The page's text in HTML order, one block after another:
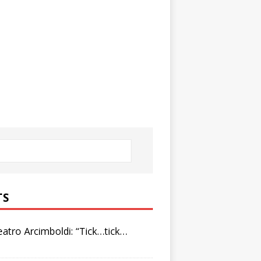
Arcimboldi: “Tick…tick…